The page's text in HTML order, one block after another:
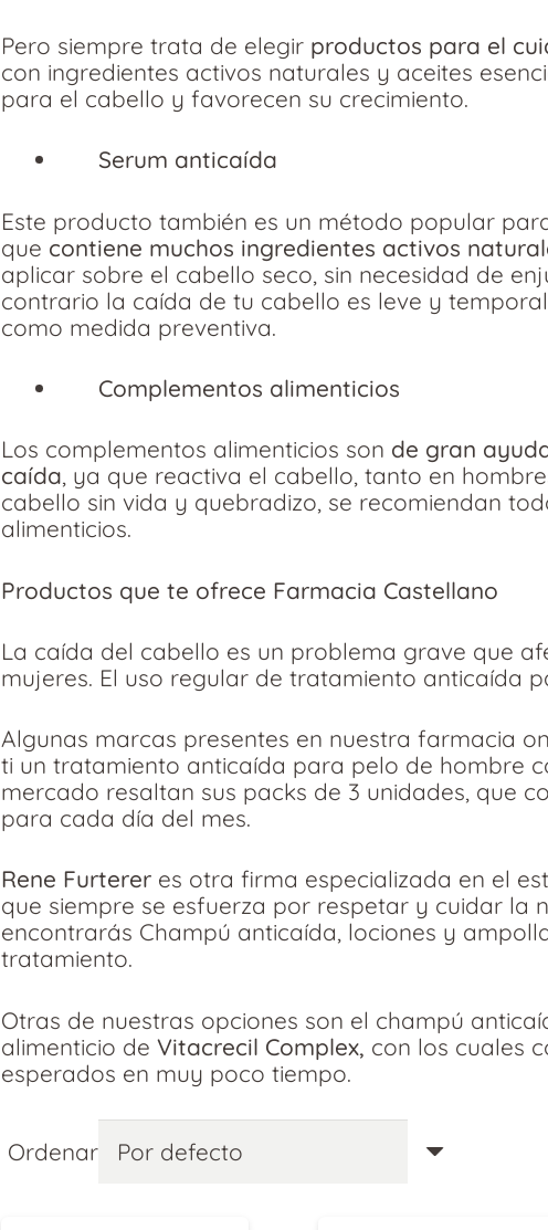
Pero siempre trata de elegir productos para el
con ingredientes activos naturales y aceites
para el cabello y favorecen su crecimiento.
Serum anticaída
Este producto también es un método popular
que contiene muchos ingredientes activos
aplicar sobre el cabello seco, sin necesidad de
contrario la caída de tu cabello es leve y
como medida preventiva.
Complementos alimenticios
Los complementos alimenticios son de gran
caída, ya que reactiva el cabello, tanto en
cabello sin vida y quebradizo, se recomiendan
alimenticios.
Productos que te ofrece Farmacia Castellano
La caída del cabello es un problema grave que
mujeres. El uso regular de tratamiento anticaída
Algunas marcas presentes en nuestra farmacia
ti un tratamiento anticaída para pelo de hombre
mercado resaltan sus packs de 3 unidades, que
para cada día del mes.
Rene Furterer es otra firma especializada en el
que siempre se esfuerza por respetar y cuidar la
encontrarás Champú anticaída, lociones y
tratamiento.
Otras de nuestras opciones son el champú
alimenticio de Vitacrecil Complex, con los cuales
esperados en muy poco tiempo.
Ordenar